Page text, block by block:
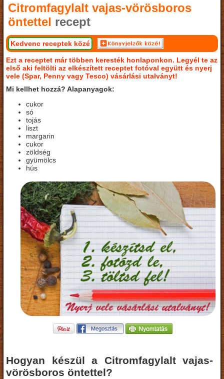
Citromfagylalt vajas-vörösboros
öntettel recept
Kedvenc receptek közé
Ezt a receptet már többen keresték honlaponkon. Legyél te az
első aki feltölti az elkészített receptet fotóval együtt és nyerj
vele (Spar, Penny vagy Tesco) vásárlási utalványt!
Mi kellhet hozzá? Alapanyagok:
cukor
só
tojás
liszt
margarin
cukor
zöldség
gyümölcs
hús
Hogyan készül a Citromfagylalt vajas-
vörösboros öntettel?